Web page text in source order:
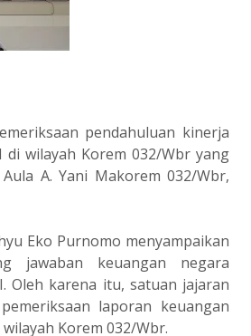
pendahuluan kinerja
di wilayah Korem 032/Wbr yang
A. Yani Makorem 032/Wbr,
Eko Purnomo menyampaikan
jawaban keuangan negara
Oleh karena itu, satuan jajaran
laporan keuangan
Korem 032/Wbr.